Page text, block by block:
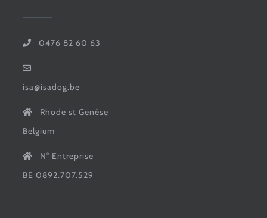
0476 82 60 63
isa@isadog.be
Rhode st Genèse
Belgium
N° Entreprise
BE 0892.707.529